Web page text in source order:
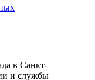
в Санкт-
и службы